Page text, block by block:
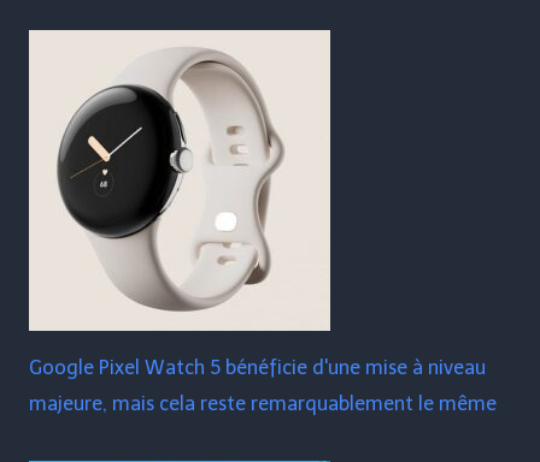
Google Pixel Watch 5 bénéficie d'une mise à niveau
majeure, mais cela reste remarquablement le même